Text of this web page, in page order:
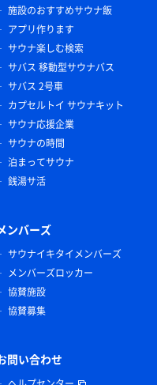
施設のおすすめサウナ飯
アプリ作ります
サウナ楽しむ検索
サバス 移動型サウナバス
サバス 2号車
カプセルトイ サウナキット
サウナ応援企業
サウナの時間
泊まってサウナ
銭湯サ活
ンバーズ
サウナイキタイメンバーズ
メンバーズロッカー
協賛施設
協賛募集
問い合わせ